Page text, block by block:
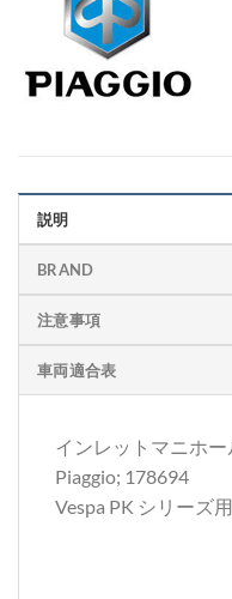
説明
BRAND
注意事項
車両適合表
インレットマニホ
Piaggio; 178694
Vespa PK シリーズ用